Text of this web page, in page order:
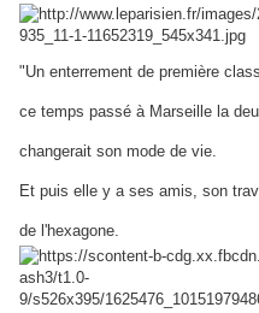
"Un enterrement de première
ce temps passé à Marseille la
changerait son mode de vie.
Et puis elle y a ses amis, son
de l'hexagone.